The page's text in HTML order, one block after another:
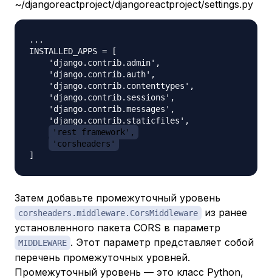
~/djangoreactproject/djangoreactproject/settings.py
...
INSTALLED_APPS = [
    'django.contrib.admin',
    'django.contrib.auth',
    'django.contrib.contenttypes',
    'django.contrib.sessions',
    'django.contrib.messages',
    'django.contrib.staticfiles',
'rest_framework',
'corsheaders'
Затем добавьте промежуточный уровень
corsheaders.middleware.CorsMiddleware
из ранее
установленного пакета CORS в параметр
MIDDLEWARE . Этот параметр представляет собой
перечень промежуточных уровней.
Промежуточный уровень — это класс Python,